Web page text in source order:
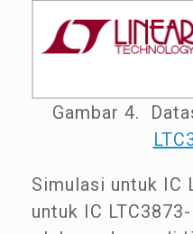
Gambar 4.
Simulasi untuk IC
untuk IC